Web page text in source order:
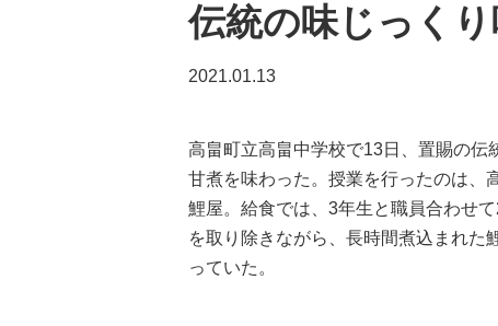
伝統の味じっくり
2021.01.13
高畠町立高畠中学校で13日、置賜の
甘煮を味わった。授業を行ったのは、
鯉屋。給食では、3年生と職員合わせ
を取り除きながら、長時間煮込まれた
っていた。